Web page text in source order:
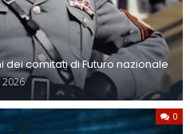
dei comitati di Futuro nazionale
2026
0